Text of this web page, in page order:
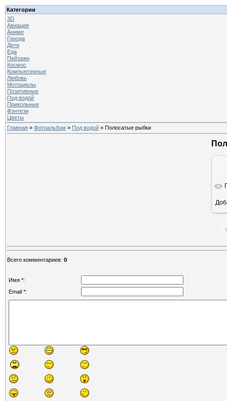
Категории
3D
Авиация
Аниме
Города
Дети
Еда
Пейзажи
Космос
Компьютерные
Любовь
Мотоциклы
Позитивные
Под водой
Прикольные
Фэнтези
Цветы
Главная » Фотоальбом » Под водой » Полосатые рыбки
Всего комментариев: 0
Имя *:
Email *: